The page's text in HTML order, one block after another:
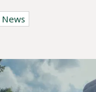
News